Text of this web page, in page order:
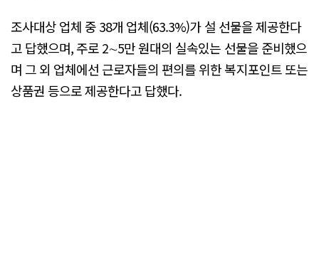
조사대상 업체 중 38개 업체(63.3%)가 설 선물을 제공한다
고 답했으며, 주로 2∼5만 원대의 실속있는 선물을 준비했으
며 그 외 업체에선 근로자들의 편의를 위한 복지포인트 또는
상품권 등으로 제공한다고 답했다.